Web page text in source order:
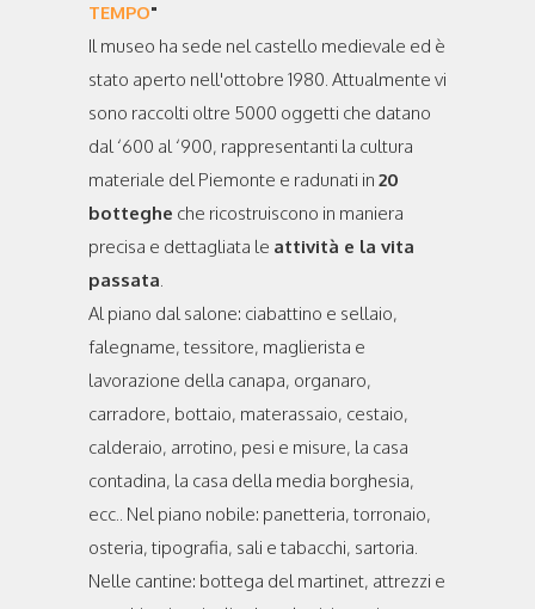
TEMPO"
Il museo ha sede nel castello medievale ed è
stato aperto nell'ottobre 1980. Attualmente vi
sono raccolti oltre 5000 oggetti che datano
dal ‘600 al ‘900, rappresentanti la cultura
materiale del Piemonte e radunati in 20
botteghe che ricostruiscono in maniera
precisa e dettagliata le attività e la vita
passata.
Al piano dal salone: ciabattino e sellaio,
falegname, tessitore, maglierista e
lavorazione della canapa, organaro,
carradore, bottaio, materassaio, cestaio,
calderaio, arrotino, pesi e misure, la casa
contadina, la casa della media borghesia,
ecc.. Nel piano nobile: panetteria, torronaio,
osteria, tipografia, sali e tabacchi, sartoria.
Nelle cantine: bottega del martinet, attrezzi e